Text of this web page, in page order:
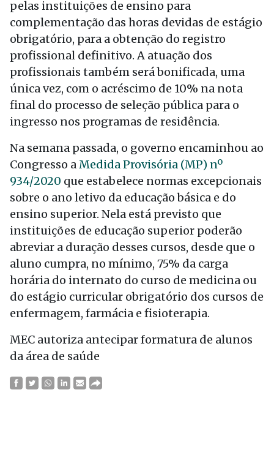
pelas instituições de ensino para
complementação das horas devidas de estágio
obrigatório, para a obtenção do registro
profissional definitivo. A atuação dos
profissionais também será bonificada, uma
única vez, com o acréscimo de 10% na nota
final do processo de seleção pública para o
ingresso nos programas de residência.
Na semana passada, o governo encaminhou ao
Congresso aMedida Provisória (MP) nº
934/2020 que estabelece normas excepcionais
sobre o ano letivo da educação básica e do
ensino superior. Nela está previsto que
instituições de educação superior poderão
abreviar a duração desses cursos, desde que o
aluno cumpra, no mínimo, 75% da carga
horária do internato do curso de medicina ou
do estágio curricular obrigatório dos cursos de
enfermagem, farmácia e fisioterapia.
MEC autoriza antecipar formatura de alunos
da área de saúde